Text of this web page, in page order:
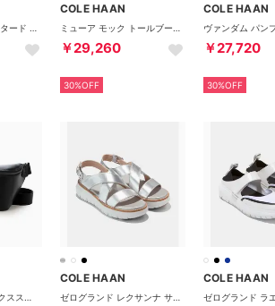
COLE HAAN
￥29,260
30%OFF
COLE HAAN
￥27,720
30%OFF
COLE HAAN COLE HAAN